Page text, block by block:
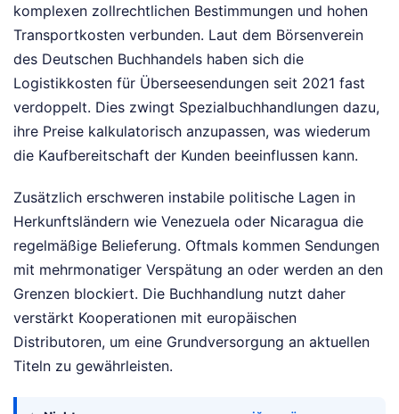
komplexen zollrechtlichen Bestimmungen und hohen
Transportkosten verbunden. Laut dem Börsenverein
des Deutschen Buchhandels haben sich die
Logistikkosten für Überseesendungen seit 2021 fast
verdoppelt. Dies zwingt Spezialbuchhandlungen dazu,
ihre Preise kalkulatorisch anzupassen, was wiederum
die Kaufbereitschaft der Kunden beeinflussen kann.
Zusätzlich erschweren instabile politische Lagen in
Herkunftsländern wie Venezuela oder Nicaragua die
regelmäßige Belieferung. Oftmals kommen Sendungen
mit mehrmonatiger Verspätung an oder werden an den
Grenzen blockiert. Die Buchhandlung nutzt daher
verstärkt Kooperationen mit europäischen
Distributoren, um eine Grundversorgung an aktuellen
Titeln zu gewährleisten.